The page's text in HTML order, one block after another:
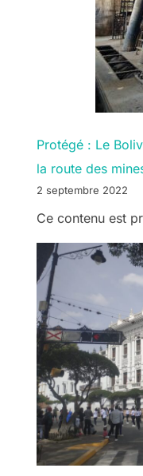
Protégé : Le
la route des
2 septembre 2022
Ce contenu est